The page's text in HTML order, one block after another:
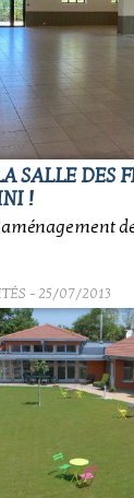
SALLE DES
!
- 25/07/2013